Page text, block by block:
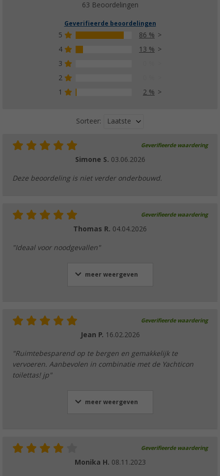
63 Beoordelingen
Geverifieerde beoordelingen
5
86 %
4
13 %
3
2
1
2 %
Sorteer: Laatste
Geverifieerde waardering
Simone S. 03.06.2026
Deze beoordeling is niet verder onderbouwd.
Geverifieerde waardering
Thomas R. 04.04.2026
"Ideaal voor noodgevallen"
meer weergeven
Geverifieerde waardering
Jean P. 16.02.2026
"Ruimtebesparend op te bergen en gemakkelijk te
vervoeren. Aanbevolen in combinatie met de Yachticon
toilettas! jp"
meer weergeven
Geverifieerde waardering
Monika H. 08.11.2023